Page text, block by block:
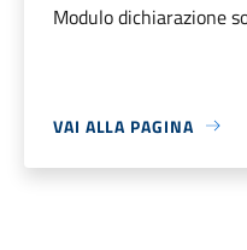
Modulo dichiarazione
VAI ALLA PAGINA